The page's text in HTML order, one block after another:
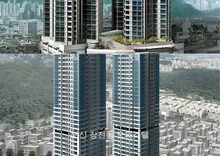
부산 장전동 오피스텔